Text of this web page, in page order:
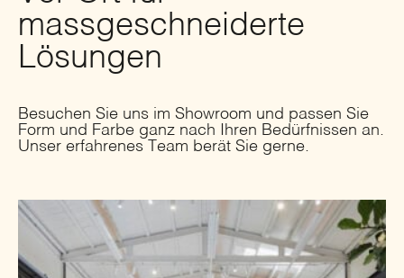
massgeschneiderte
Lösungen
Besuchen Sie uns im Showroom und passen Sie
Form und Farbe ganz nach Ihren Bedürfnissen an.
Unser erfahrenes Team berät Sie gerne.